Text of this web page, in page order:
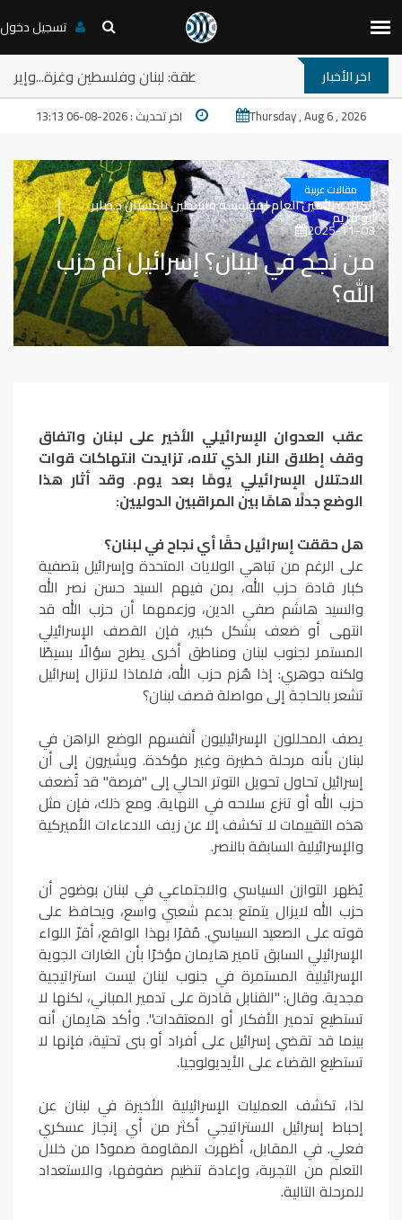
تسجيل دخول
اخر الأخبار
ترامب والمخارج المستعصية في المنطقة: لبنان وفلسطين
Thursday , Aug 6 , 2026 اخر تحديث : 2026-08-06 13:13
مقالات عربية
الكاتب:الأمين العام لمؤسسة فلسطين باكستان د.صابر
أبو مريم
2025-11-03
من نجح في لبنان؟ إسرائيل أم حزب
الله؟
عقب العدوان الإسرائيلي الأخير على لبنان واتفاق
وقف إطلاق النار الذي تلاه، تزايدت انتهاكات قوات
الاحتلال الإسرائيلي يومًا بعد يوم. وقد أثار هذا
الوضع جدلًا هامًا بين المراقبين الدوليين:
هل حققت إسرائيل حقًا أي نجاح في لبنان؟
على الرغم من تباهي الولايات المتحدة وإسرائيل بتصفية
كبار قادة حزب الله، بمن فيهم السيد حسن نصر الله
والسيد هاشم صفي الدين، وزعمهما أن حزب الله قد
انتهى أو ضعف بشكل كبير، فإن القصف الإسرائيلي
المستمر لجنوب لبنان ومناطق أخرى يطرح سؤالًا بسيطًا
ولكنه جوهري: إذا هُزم حزب الله، فلماذا لاتزال إسرائيل
تشعر بالحاجة إلى مواصلة قصف لبنان؟
يصف المحللون الإسرائيليون أنفسهم الوضع الراهن في
لبنان بأنه مرحلة خطيرة وغير مؤكدة. ويشيرون إلى أن
إسرائيل تحاول تحويل التوتر الحالي إلى "فرصة" قد تُضعف
حزب الله أو تنزع سلاحه في النهاية. ومع ذلك، فإن مثل
هذه التقييمات لا تكشف إلا عن زيف الادعاءات الأميركية
والإسرائيلية السابقة بالنصر.
يُظهر التوازن السياسي والاجتماعي في لبنان بوضوح أن
حزب الله لايزال يتمتع بدعم شعبي واسع، ويحافظ على
قوته على الصعيد السياسي. مُقرًا بهذا الواقع، أقرّ اللواء
الإسرائيلي السابق تامير هايمان مؤخرًا بأن الغارات الجوية
الإسرائيلية المستمرة في جنوب لبنان ليست استراتيجية
مجدية. وقال: "القنابل قادرة على تدمير المباني، لكنها لا
تستطيع تدمير الأفكار أو المعتقدات". وأكد هايمان أنه
بينما قد تقضي إسرائيل على أفراد أو بنى تحتية، فإنها لا
تستطيع القضاء على الأيديولوجيا.
لذا، تكشف العمليات الإسرائيلية الأخيرة في لبنان عن
إحباط إسرائيل الاستراتيجي أكثر من أي إنجاز عسكري
فعلي. في المقابل، أظهرت المقاومة صمودًا من خلال
التعلم من التجربة، وإعادة تنظيم صفوفها، والاستعداد
للمرحلة التالية.